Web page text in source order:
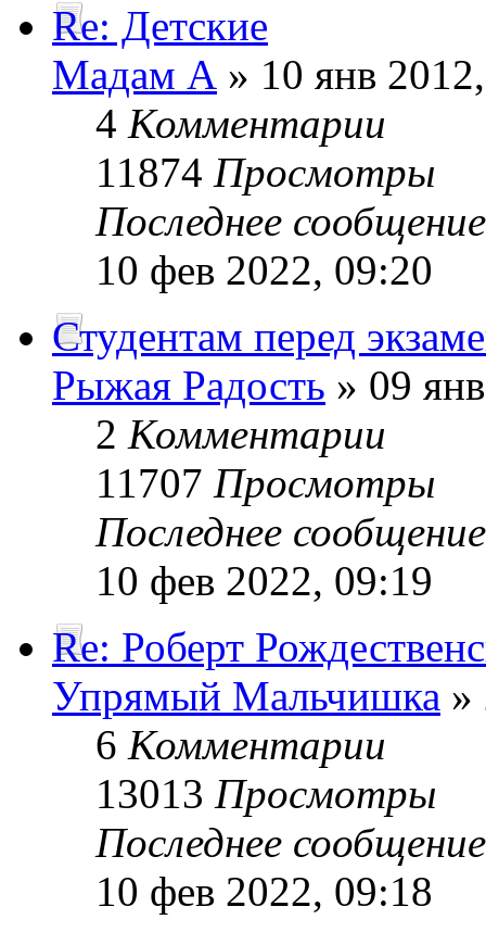
Re: Детские
Мадам А » 10 янв
4 Комментарии
11874 Просмотры
Последнее
10 фев 2022, 09:20
Студентам перед
Рыжая Радость » 09
2 Комментарии
11707 Просмотры
Последнее
10 фев 2022, 09:19
Re: Роберт
Упрямый Мальчишка »
6 Комментарии
13013 Просмотры
Последнее
10 фев 2022, 09:18